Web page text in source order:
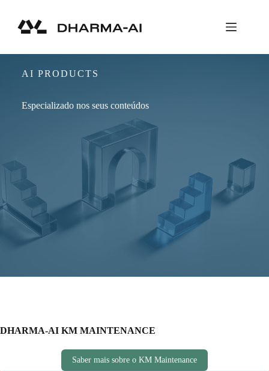
conteúdo
AI PRODUCTS
Especializado nos seus conteúdos
DHARMA-AI KM MAINTENANCE
Saber mais sobre o KM Maintenance